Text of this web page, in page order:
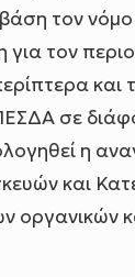
τον
τον
σε
η
και
οργανικών